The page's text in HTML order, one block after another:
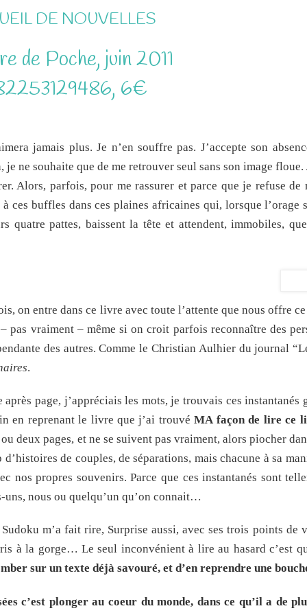
DE NOUVELLES
de Poche, juin 2011
6€
jamais plus. Je n’en souffre pas. J’accepte son
je ne souhaite que de me retrouver seul sans son image floue.
Alors, parfois, pour me rassurer et parce que je refuse de
ces buffles dans ces plaines africaines qui, lorsque l’orage
quatre pattes, baissent la tête et attendent, immobiles,
on entre dans ce livre avec toute l’attente que nous offre
pas vraiment – même si on croit parfois reconnaître des
des autres. Comme le Christian Aulhier du journal
.
page, j’appréciais les mots, je trouvais ces instantanés
en reprenant le livre que j’ai trouvéMA façon de lire ce
deux pages, et ne se suivent pas vraiment, alors piocher
de couples, de séparations, mais chacune à sa
nos propres souvenirs. Parce que ces instantanés sont
uns, nous ou quelqu’un qu’on connait…
m’a fait rire, Surprise aussi, avec ses trois points de
à la gorge… Le seul inconvénient à lire au hasard c’est
sur un texte déjà savouré, et d’en reprendre une
c’est plonger au coeur du monde, dans ce qu’il a de